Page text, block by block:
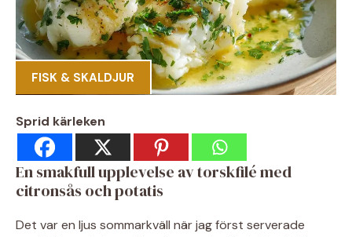
FISK & SKALDJUR
Sprid kärleken
En smakfull upplevelse av torskfilé med
citronsås och potatis
Det var en ljus sommarkväll när jag först serverade